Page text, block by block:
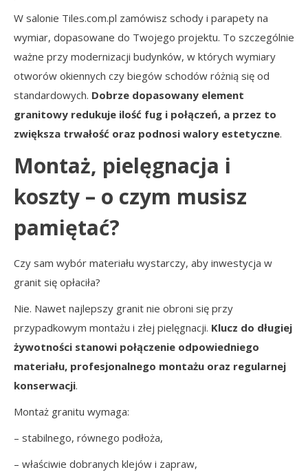
W salonie Tiles.com.pl zamówisz schody i parapety na
wymiar, dopasowane do Twojego projektu. To szczególnie
ważne przy modernizacji budynków, w których wymiary
otworów okiennych czy biegów schodów różnią się od
standardowych. Dobrze dopasowany element
granitowy redukuje ilość fug i połączeń, a przez to
zwiększa trwałość oraz podnosi walory estetyczne.
Montaż, pielęgnacja i
koszty – o czym musisz
pamiętać?
Czy sam wybór materiału wystarczy, aby inwestycja w
granit się opłaciła?
Nie. Nawet najlepszy granit nie obroni się przy
przypadkowym montażu i złej pielęgnacji. Klucz do długiej
żywotności stanowi połączenie odpowiedniego
materiału, profesjonalnego montażu oraz regularnej
konserwacji.
Montaż granitu wymaga:
– stabilnego, równego podłoża,
– właściwie dobranych klejów i zapraw,